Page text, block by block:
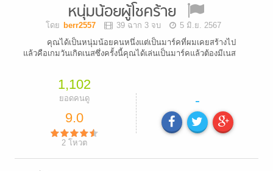
หนุ่มน้อยผู้โชคร้าย
โดย berr2557 39 ฉาก 3 จบ
5 มิ.ย. 2567
คุณได้เป็นหนุ่มน้อยคนหนึ่งแต่เป็นมาร์คที่ผมเคยสร้างไป
แล้วคือเกมวันเกิดเนสซึ่งครั้งนี้คุณได้เล่นเป็นมาร์คแล้วต้องมีเนส
1,102
ยอดคนดู
9.0
2โหวต
-